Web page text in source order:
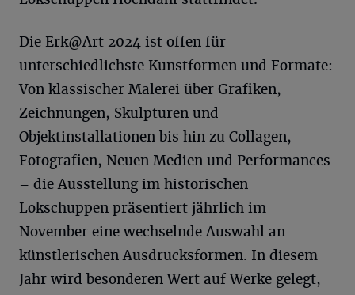
Die Erk@Art 2024 ist offen für
unterschiedlichste Kunstformen und Formate:
Von klassischer Malerei über Grafiken,
Zeichnungen, Skulpturen und
Objektinstallationen bis hin zu Collagen,
Fotografien, Neuen Medien und Performances
– die Ausstellung im historischen
Lokschuppen präsentiert jährlich im
November eine wechselnde Auswahl an
künstlerischen Ausdrucksformen. In diesem
Jahr wird besonderen Wert auf Werke gelegt,